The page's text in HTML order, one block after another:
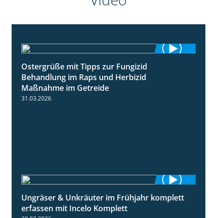
Ostergrüße mit Tipps zur Fungizid
Behandlung im Raps und Herbizid
Maßnahme im Getreide
31.03.2026
3:10
Ungräser & Unkräuter im Frühjahr komplett
erfassen mit Incelo Komplett